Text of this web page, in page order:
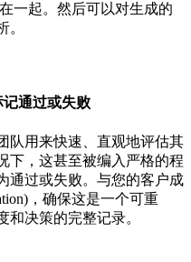
一起。然后可以对生成的
。
通过或失败
队用来快速、直观地评估其
下，这甚至被编入严格的程
通过或失败。与您的客户成
，确保这是一个可重
决策的完整记录。